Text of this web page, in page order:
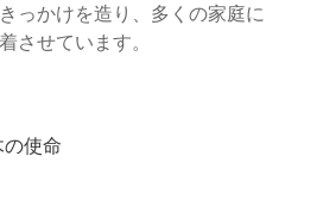
っかけを造り、多くの家庭に
させています。
使命